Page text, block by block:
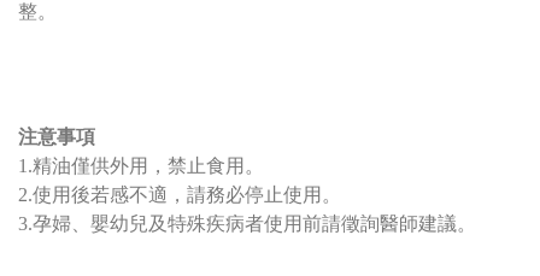
整。
注意事項
1.精油僅供外用，禁止食用。
2.使用後若感不適，請務必停止使用。
3.孕婦、嬰幼兒及特殊疾病者使用前請徵詢醫師建議。